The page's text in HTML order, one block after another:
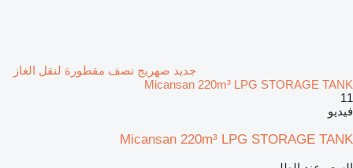
جديد صهريج نصف مقطورة لنقل الغاز
Micansan 220m³ LPG STORAGE TANK
11
فيديو
Micansan 220m³ LPG STORAGE TANK